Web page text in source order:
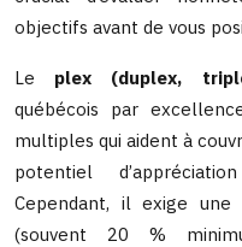
objectifs avant de vous
Le plex (duplex,
québécois par
multiples qui aident à
potentiel
Cependant, il exige
(souvent 20 %